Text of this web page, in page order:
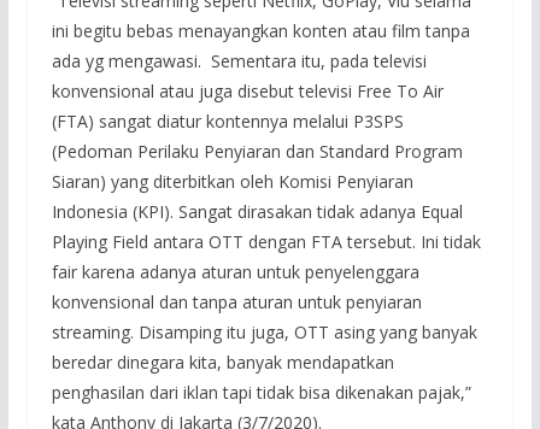
ini begitu bebas menayangkan konten atau film tanpa
ada yg mengawasi. Sementara itu, pada televisi
konvensional atau juga disebut televisi Free To Air
(FTA) sangat diatur kontennya melalui P3SPS
(Pedoman Perilaku Penyiaran dan Standard Program
Siaran) yang diterbitkan oleh Komisi Penyiaran
Indonesia (KPI). Sangat dirasakan tidak adanya Equal
Playing Field antara OTT dengan FTA tersebut. Ini tidak
fair karena adanya aturan untuk penyelenggara
konvensional dan tanpa aturan untuk penyiaran
streaming. Disamping itu juga, OTT asing yang banyak
beredar dinegara kita, banyak mendapatkan
penghasilan dari iklan tapi tidak bisa dikenakan pajak,”
kata Anthony di Jakarta (3/7/2020).